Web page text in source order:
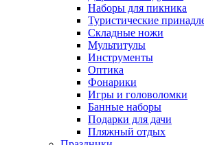
Наборы для пикника
Туристические
Складные ножи
Мультитулы
Инструменты
Оптика
Фонарики
Игры и головоломки
Банные наборы
Подарки для дачи
Пляжный отдых